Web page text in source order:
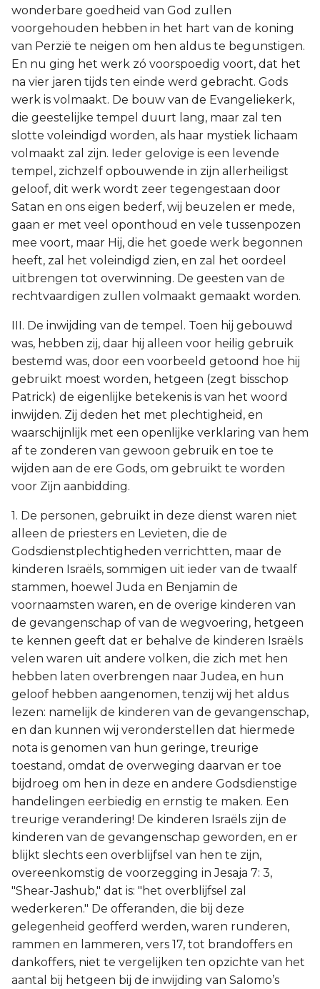
wonderbare goedheid van God zullen
voorgehouden hebben in het hart van de koning
van Perzië te neigen om hen aldus te begunstigen.
En nu ging het werk zó voorspoedig voort, dat het
na vier jaren tijds ten einde werd gebracht. Gods
werk is volmaakt. De bouw van de Evangeliekerk,
die geestelijke tempel duurt lang, maar zal ten
slotte voleindigd worden, als haar mystiek lichaam
volmaakt zal zijn. Ieder gelovige is een levende
tempel, zichzelf opbouwende in zijn allerheiligst
geloof, dit werk wordt zeer tegengestaan door
Satan en ons eigen bederf, wij beuzelen er mede,
gaan er met veel oponthoud en vele tussenpozen
mee voort, maar Hij, die het goede werk begonnen
heeft, zal het voleindigd zien, en zal het oordeel
uitbrengen tot overwinning. De geesten van de
rechtvaardigen zullen volmaakt gemaakt worden.
III. De inwijding van de tempel. Toen hij gebouwd
was, hebben zij, daar hij alleen voor heilig gebruik
bestemd was, door een voorbeeld getoond hoe hij
gebruikt moest worden, hetgeen (zegt bisschop
Patrick) de eigenlijke betekenis is van het woord
inwijden. Zij deden het met plechtigheid, en
waarschijnlijk met een openlijke verklaring van hem
af te zonderen van gewoon gebruik en toe te
wijden aan de ere Gods, om gebruikt te worden
voor Zijn aanbidding.
1. De personen, gebruikt in deze dienst waren niet
alleen de priesters en Levieten, die de
Godsdienstplechtigheden verrichtten, maar de
kinderen Israëls, sommigen uit ieder van de twaalf
stammen, hoewel Juda en Benjamin de
voornaamsten waren, en de overige kinderen van
de gevangenschap of van de wegvoering, hetgeen
te kennen geeft dat er behalve de kinderen Israëls
velen waren uit andere volken, die zich met hen
hebben laten overbrengen naar Judea, en hun
geloof hebben aangenomen, tenzij wij het aldus
lezen: namelijk de kinderen van de gevangenschap,
en dan kunnen wij veronderstellen dat hiermede
nota is genomen van hun geringe, treurige
toestand, omdat de overweging daarvan er toe
bijdroeg om hen in deze en andere Godsdienstige
handelingen eerbiedig en ernstig te maken. Een
treurige verandering! De kinderen Israëls zijn de
kinderen van de gevangenschap geworden, en er
blijkt slechts een overblijfsel van hen te zijn,
overeenkomstig de voorzegging in Jesaja 7: 3,
"Shear-Jashub," dat is: "het overblijfsel zal
wederkeren." De offeranden, die bij deze
gelegenheid geofferd werden, waren runderen,
rammen en lammeren, vers 17, tot brandoffers en
dankoffers, niet te vergelijken ten opzichte van het
aantal bij hetgeen bij de inwijding van Salomo’s